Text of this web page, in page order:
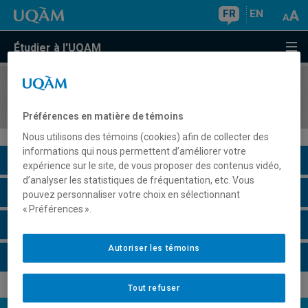
FR EN
Étudier à l'UQAM
COURS//
Description du cours
Horaire - Été 2026
Préférences en matière de témoins
Nous utilisons des témoins (cookies) afin de collecter des
informations qui nous permettent d’améliorer votre
expérience sur le site, de vous proposer des contenus vidéo,
d’analyser les statistiques de fréquentation, etc. Vous
pouvez personnaliser votre choix en sélectionnant
« Préférences ».
Tout refuser
Autoriser les témoins